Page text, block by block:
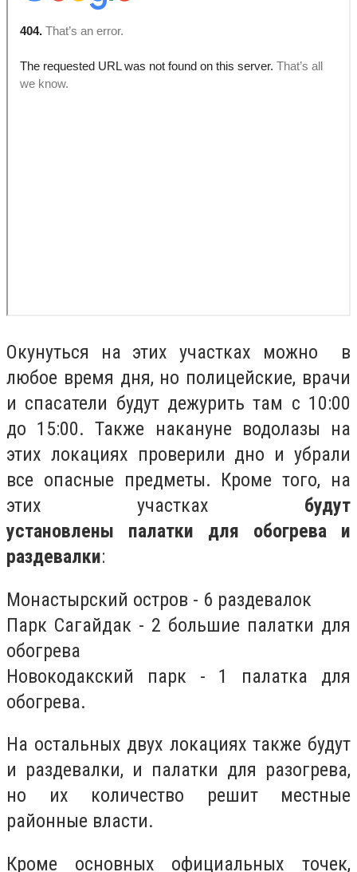
Окунуться на этих участках можно в
любое время дня, но полицейские, врачи
и спасатели будут дежурить там с 10:00
до 15:00.Также накануне водолазы на
этих локациях проверили дно и убрали
все опасные предметы. Кроме того, на
этих участках будут
установлены палатки для обогрева и
раздевалки:
Монастырский остров - 6 раздевалок
Парк Сагайдак - 2 большие палатки для
обогрева
Новокодакский парк - 1 палатка для
обогрева.
На остальных двух локациях также будут
и раздевалки, и палатки для разогрева,
но их количество решит местные
районные власти.
Кроме основных официальных точек,